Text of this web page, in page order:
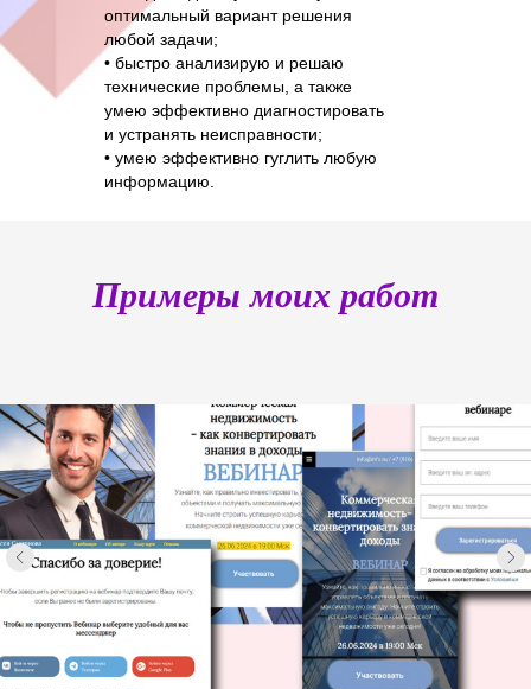
оптимальный вариант решения
любой задачи;
• быстро анализирую и решаю
технические проблемы, а также
умею эффективно диагностировать
и устранять неисправности;
• умею эффективно гуглить любую
информацию.
Примеры моих работ